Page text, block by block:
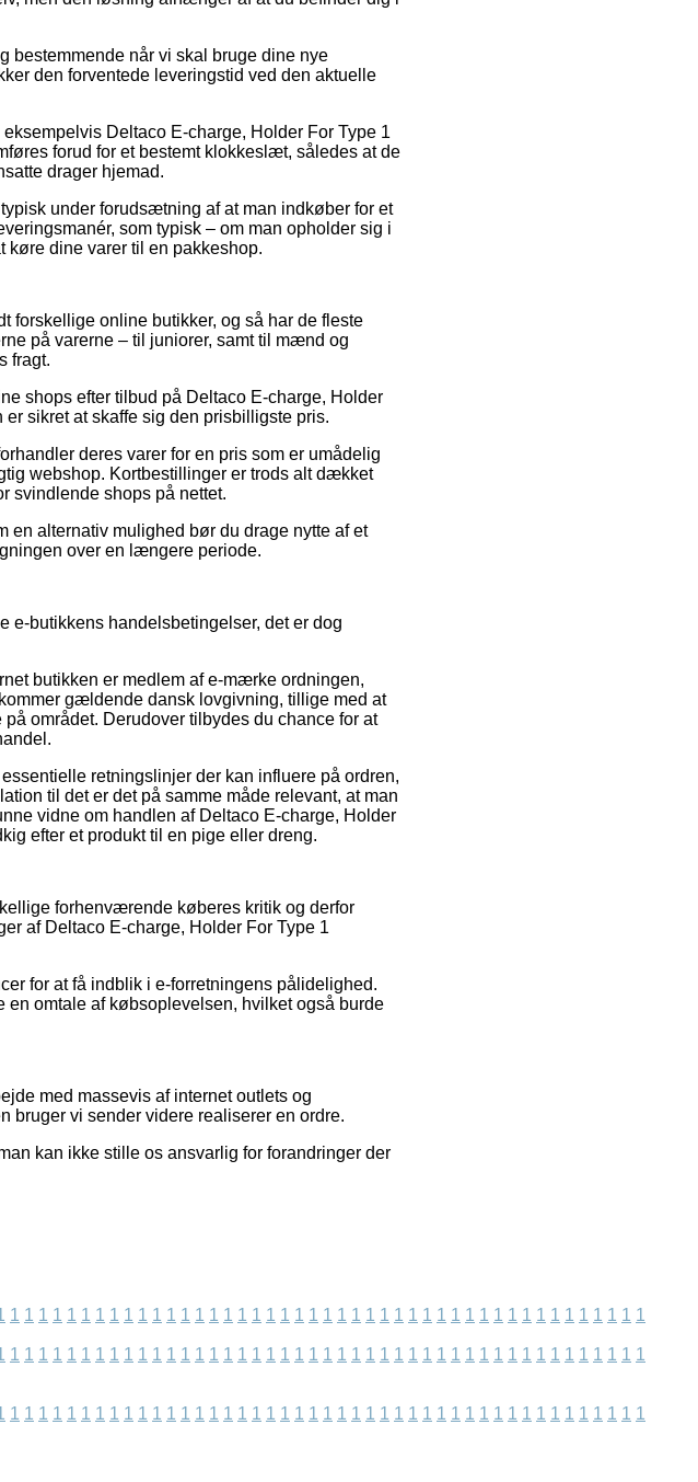
bestemmende når vi skal bruge dine nye
den forventede leveringstid ved den aktuelle
Deltaco E-charge, Holder For Type 1
forud for et bestemt klokkeslæt, således at de
drager hjemad.
under forudsætning af at man indkøber for et
som typisk – om man opholder sig i
køre dine varer til en pakkeshop.
forskellige online butikker, og så har de fleste
på varerne – til juniorer, samt til mænd og
fragt.
shops efter tilbud på Deltaco E-charge, Holder
sikret at skaffe sig den prisbilligste pris.
deres varer for en pris som er umådelig
webshop. Kortbestillinger er trods alt dækket
svindlende shops på nettet.
en alternativ mulighed bør du drage nytte af et
over en længere periode.
e-butikkens handelsbetingelser, det er dog
butikken er medlem af e-mærke ordningen,
gældende dansk lovgivning, tillige med at
området. Derudover tilbydes du chance for at
retningslinjer der kan influere på ordren,
til det er det på samme måde relevant, at man
vidne om handlen af Deltaco E-charge, Holder
efter et produkt til en pige eller dreng.
forhenværende køberes kritik og derfor
af Deltaco E-charge, Holder For Type 1
for at få indblik i e-forretningens pålidelighed.
omtale af købsoplevelsen, hvilket også burde
med massevis af internet outlets og
bruger vi sender videre realiserer en ordre.
kan ikke stille os ansvarlig for forandringer der
1 1 1 1 1 1 1 1 1 1 1 1 1 1 1 1 1 1 1 1 1 1 1 1 1 1 1 1 1 1 1 1 1 1 1 1 1 1 1 1 1 1 1 1 1
1 1 1 1 1 1 1 1 1 1 1 1 1 1 1 1 1 1 1 1 1 1 1 1 1 1 1 1 1 1 1 1 1 1 1 1 1 1 1 1 1 1 1 1 1
1 1 1 1 1 1 1 1 1 1 1 1 1 1 1 1 1 1 1 1 1 1 1 1 1 1 1 1 1 1 1 1 1 1 1 1 1 1 1 1 1 1 1 1 1